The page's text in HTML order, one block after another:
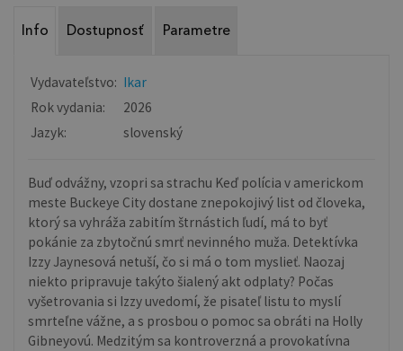
Info Dostupnosť Parametre
Vydavateľstvo: Ikar
Rok vydania:
2026
Jazyk:
slovenský
Buď odvážny, vzopri sa strachu Keď polícia v americkom
meste Buckeye City dostane znepokojivý list od človeka,
ktorý sa vyhráža zabitím štrnástich ľudí, má to byť
pokánie za zbytočnú smrť nevinného muža. Detektívka
Izzy Jaynesová netuší, čo si má o tom myslieť. Naozaj
niekto pripravuje takýto šialený akt odplaty? Počas
vyšetrovania si Izzy uvedomí, že pisateľ listu to myslí
smrteľne vážne, a s prosbou o pomoc sa obráti na Holly
Gibneyovú. Medzitým sa kontroverzná a provokatívna